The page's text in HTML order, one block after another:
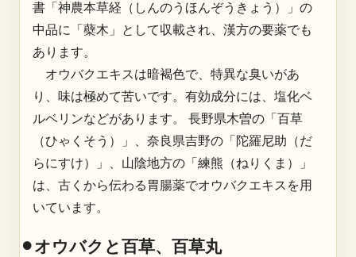
書「神農本草経（しんのうほんぞうきょう）」の
中品に「蘗木」として収載され、漢方の要薬でも
あります。
オウバクエキスは暗褐色で、特異な臭いがあ
り、味は極めて苦いです。有効成分には、塩化ベ
ルベリンなどがあります。 長野県木曽の「百草
（ひゃくそう）」、奈良県吉野の「陀羅尼助（だ
らにすけ）」、山陰地方の「練熊（ねりくま）」
は、古くから伝わる胃腸薬でオウバクエキスを用
いています。
⚫︎オウバクと百草、百草丸